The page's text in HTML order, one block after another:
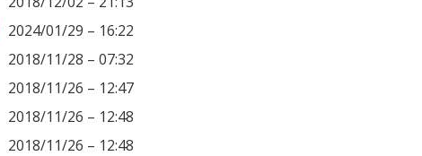
2024/01/29 – 16:22
2018/11/28 – 07:32
2018/11/26 – 12:47
2018/11/26 – 12:48
2018/11/26 – 12:48